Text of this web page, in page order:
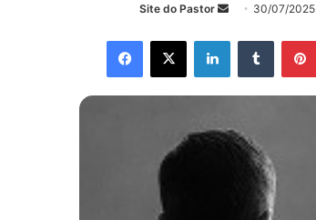
Site do Pastor
Mande
mail
30/07/2025
Facebook
X LinkedinTumblr